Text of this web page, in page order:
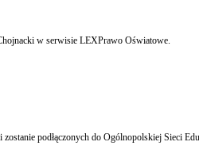
w serwisie LEXPrawo Oświatowe.
podłączonych do Ogólnopolskiej Sieci